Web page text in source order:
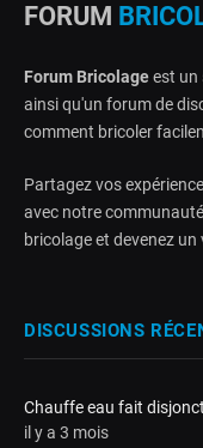
FORUM
Forum Bricolageest un
ainsi qu'un forum de
comment bricoler
Partagez vos
avec notre
bricolage et devenez un
DISCUSSIONS
Chauffe eau fait
il y a 3 mois